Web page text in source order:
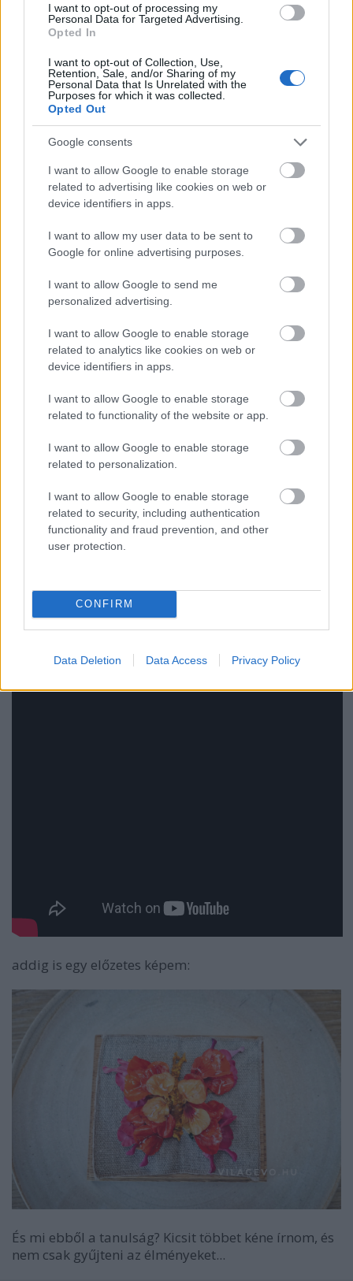
I want to opt-out of processing my
Personal Data for Targeted Advertising.
Opted In
I want to opt-out of Collection, Use,
Retention, Sale, and/or Sharing of my
Personal Data that Is Unrelated with the
Purposes for which it was collected.
Opted Out
Google consents
I want to allow Google to enable storage
related to advertising like cookies on web or
device identifiers in apps.
I want to allow my user data to be sent to
Google for online advertising purposes.
I want to allow Google to send me
personalized advertising.
I want to allow Google to enable storage
related to analytics like cookies on web or
device identifiers in apps.
I want to allow Google to enable storage
related to functionality of the website or app.
I want to allow Google to enable storage
related to personalization.
I want to allow Google to enable storage
related to security, including authentication
functionality and fraud prevention, and other
user protection.
CONFIRM
Data Deletion Data Access Privacy Policy
A győztes étterem egyik emblematikus étele:
Egy nagyon vicces véletlen találkozásom a győztessel
idén, amiben még azt is megígérte, hogy jön majd
Budapestre:
A második helyzett legfrissebb menüjét ma este
addig is egy előzetes képem:
És mi ebből a tanulság? Kicsit többet kéne írnom, és
nem csak gyűjteni az élményeket...